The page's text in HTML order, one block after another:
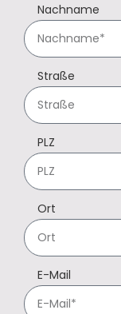
Nachname
Straße
PLZ
Ort
E-Mail